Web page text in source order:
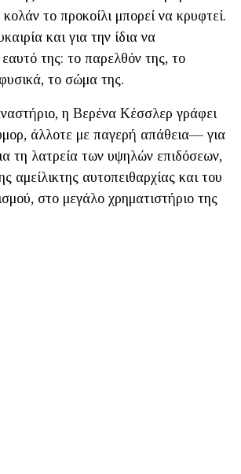
το προκοίλι μπορεί να κρυφτεί.
και για την ίδια να
της: το παρελθόν της, το
το σώμα της.
η Βερένα Κέσσλερ γράφει
άλλοτε με παγερή απάθεια— για
τη λατρεία των υψηλών επιδόσεων,
αμείλικτης αυτοπειθαρχίας και του
στο μεγάλο χρηματιστήριο της